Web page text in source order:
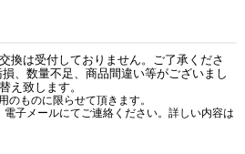
換は受付しておりません。ご了承くださ
、数量不足、商品間違い等がございまし
え致します。
ものに限らせて頂きます。
子メールにてご連絡ください。詳しい内容は